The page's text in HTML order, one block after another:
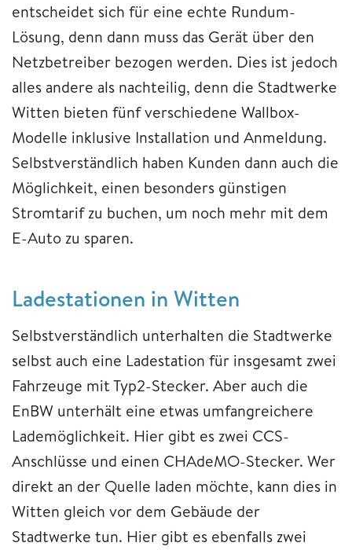
entscheidet sich für eine echte Rundum-
Lösung, denn dann muss das Gerät über den
Netzbetreiber bezogen werden. Dies ist jedoch
alles andere als nachteilig, denn die Stadtwerke
Witten bieten fünf verschiedene Wallbox-
Modelle inklusive Installation und Anmeldung.
Selbstverständlich haben Kunden dann auch die
Möglichkeit, einen besonders günstigen
Stromtarif zu buchen, um noch mehr mit dem
E-Auto zu sparen.
Ladestationen in Witten
Selbstverständlich unterhalten die Stadtwerke
selbst auch eine Ladestation für insgesamt zwei
Fahrzeuge mit Typ2-Stecker. Aber auch die
EnBW unterhält eine etwas umfangreichere
Lademöglichkeit. Hier gibt es zwei CCS-
Anschlüsse und einen CHAdeMO-Stecker. Wer
direkt an der Quelle laden möchte, kann dies in
Witten gleich vor dem Gebäude der
Stadtwerke tun. Hier gibt es ebenfalls zwei